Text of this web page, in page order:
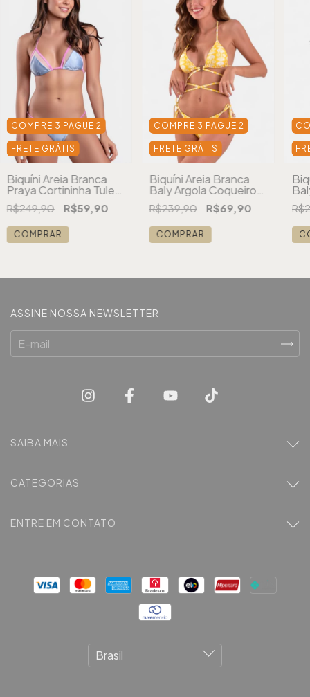
COMPRE 3 PAGUE 2
FRETE GRÁTIS
Biquíni Areia Branca
Praya Cortininha Tule
Azul
R$249,90 R$59,90
COMPRAR
COMPRE 3 PAGUE 2
FRETE GRÁTIS
Biquíni Areia Branca
Baly Argola Coqueiro
Amarelo
R$239,90 R$69,90
COMPRAR
ASSINE NOSSA NEWSLETTER
SAIBA MAIS
CATEGORIAS
ENTRE EM CONTATO